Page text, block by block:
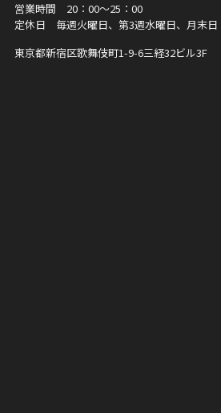
営業時間 20：00～25：00
定休日 毎週火曜日、第3週水曜日、月末日
東京都新宿区歌舞伎町1-9-6三経32ビル3F